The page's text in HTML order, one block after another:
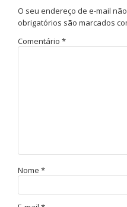
O seu endereço de e-mail
obrigatórios são marcados
Comentário *
Nome *